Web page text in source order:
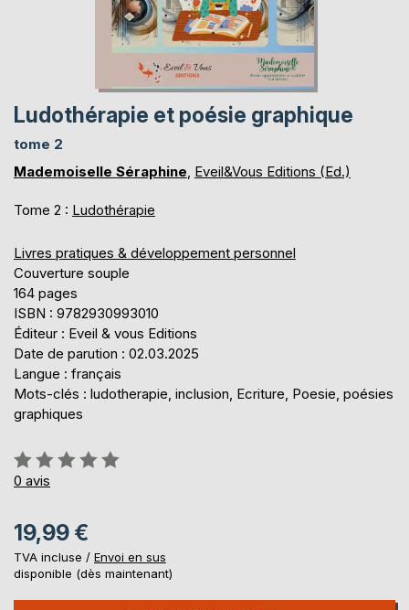
Ludothérapie et poésie graphique
tome 2
Mademoiselle Séraphine, Eveil&Vous Editions (Ed.)
Tome 2 : Ludothérapie
Livres pratiques & développement personnel
Couverture souple
164 pages
ISBN : 9782930993010
Éditeur : Eveil & vous Editions
Date de parution : 02.03.2025
Langue : français
Mots-clés : ludotherapie, inclusion, Ecriture, Poesie, poésies
graphiques
Évaluation:
0%
0 avis
19,99 €
TVA incluse / Envoi en sus
disponible (dès maintenant)